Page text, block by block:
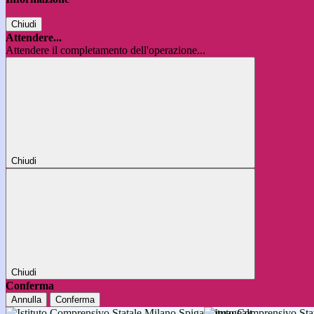
Chiudi
Attendere...
Attendere il completamento dell'operazione...
Chiudi
Chiudi
Conferma
Annulla Conferma